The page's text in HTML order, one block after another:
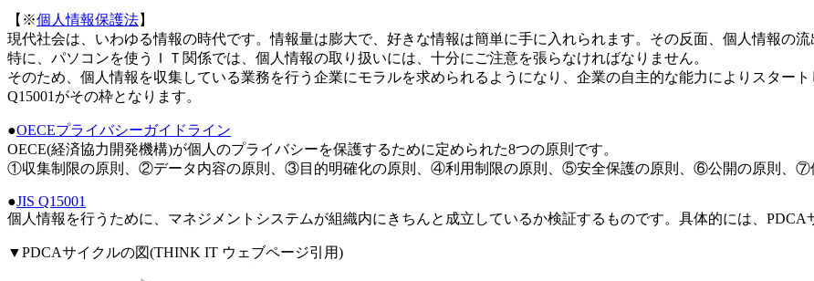
【※個人情報保護法】
現代社会は、いわゆる情報の時代です。情報量は膨大で、好きな情報は簡単に手に入れられます。その反面、個人情報の流
特に、パソコンを使うＩＴ関係では、個人情報の取り扱いには、十分にご注意を張らなければなりません。
そのため、個人情報を収集している業務を行う企業にモラルを求められるようになり、企業の自主的な能力によりスター
Q15001がその枠となります。
●OECEプライバシーガイドライン
OECE(経済協力開発機構)が個人のプライバシーを保護するために定められた8つの原則です。
①収集制限の原則、②データ内容の原則、③目的明確化の原則、④利用制限の原則、⑤安全保護の原則、⑥公開の原則、⑦
●JIS Q15001
個人情報を行うために、マネジメントシステムが組織内にきちんと成立しているか検証するものです。具体的には、PDCA
▼PDCAサイクルの図(THINK IT ウェブページ引用)